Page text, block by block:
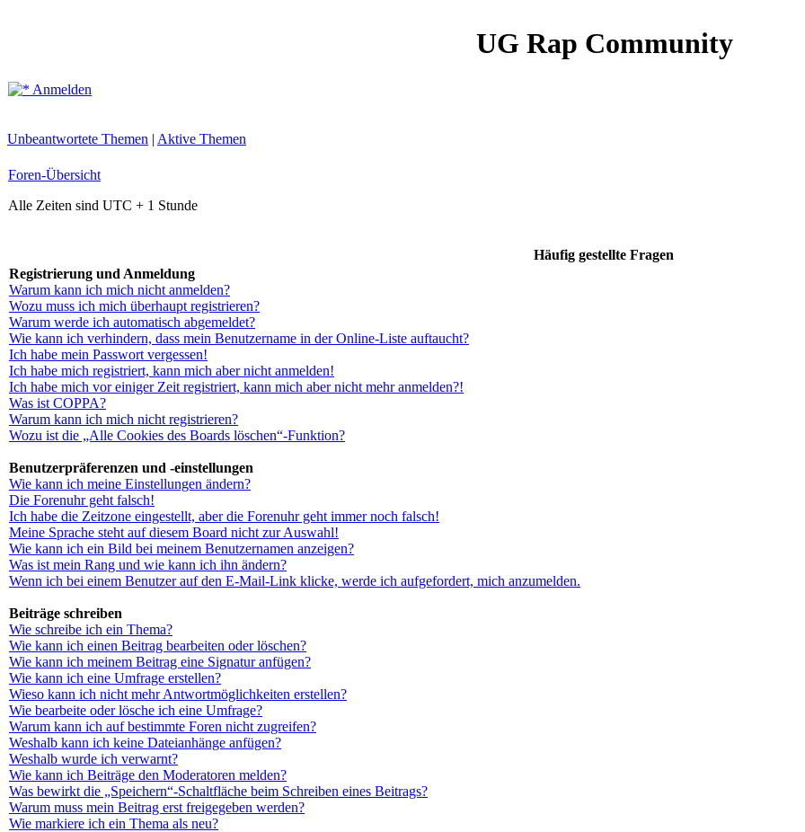
UG Rap Community
Anmelden
Unbeantwortete Themen | Aktive Themen
Foren-Übersicht
Alle Zeiten sind UTC + 1 Stunde
Häufig gestellte Fragen
Registrierung und Anmeldung
Warum kann ich mich nicht anmelden?
Wozu muss ich mich überhaupt registrieren?
Warum werde ich automatisch abgemeldet?
Wie kann ich verhindern, dass mein Benutzername in der Online-Liste auftaucht?
Ich habe mein Passwort vergessen!
Ich habe mich registriert, kann mich aber nicht anmelden!
Ich habe mich vor einiger Zeit registriert, kann mich aber nicht mehr anmelden?!
Was ist COPPA?
Warum kann ich mich nicht registrieren?
Wozu ist die „Alle Cookies des Boards löschen“-Funktion?
Benutzerpräferenzen und -einstellungen
Wie kann ich meine Einstellungen ändern?
Die Forenuhr geht falsch!
Ich habe die Zeitzone eingestellt, aber die Forenuhr geht immer noch falsch!
Meine Sprache steht auf diesem Board nicht zur Auswahl!
Wie kann ich ein Bild bei meinem Benutzernamen anzeigen?
Was ist mein Rang und wie kann ich ihn ändern?
Wenn ich bei einem Benutzer auf den E-Mail-Link klicke, werde ich aufgefordert, mich anzumelden.
Beiträge schreiben
Wie schreibe ich ein Thema?
Wie kann ich einen Beitrag bearbeiten oder löschen?
Wie kann ich meinem Beitrag eine Signatur anfügen?
Wie kann ich eine Umfrage erstellen?
Wieso kann ich nicht mehr Antwortmöglichkeiten erstellen?
Wie bearbeite oder lösche ich eine Umfrage?
Warum kann ich auf bestimmte Foren nicht zugreifen?
Weshalb kann ich keine Dateianhänge anfügen?
Weshalb wurde ich verwarnt?
Wie kann ich Beiträge den Moderatoren melden?
Was bewirkt die „Speichern“-Schaltfläche beim Schreiben eines Beitrags?
Warum muss mein Beitrag erst freigegeben werden?
Wie markiere ich ein Thema als neu?